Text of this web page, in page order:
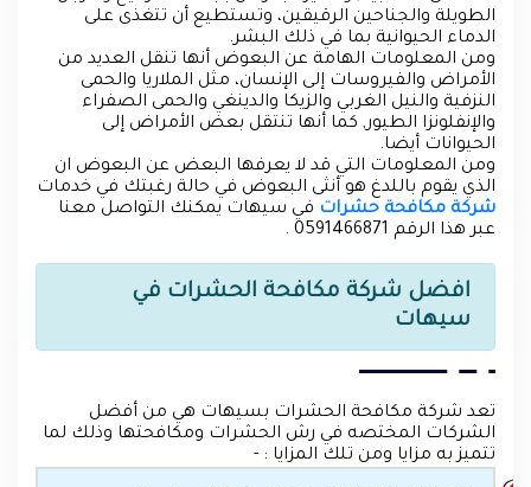
الطويلة والجناحين الرقيقين، وتستطيع أن تتغذى على
الدماء الحيوانية بما في ذلك البشر.
ومن المعلومات الهامة عن البعوض أنها تنقل العديد من
الأمراض والفيروسات إلى الإنسان، مثل الملاريا والحمى
النزفية والنيل الغربي والزيكا والدينغي والحمى الصفراء
والإنفلونزا الطيور, كما أنها تنتقل بعض الأمراض إلى
الحيوانات أيضا.
ومن المعلومات التي قد لا يعرفها البعض عن البعوض ان
الذي يقوم باللدغ هو أنثى البعوض في حالة رغبتك في خدمات
شركة مكافحة حشرات في سيهات يمكنك التواصل معنا
عبر هذا الرقم 0591466871 .
افضل شركة مكافحة الحشرات في
سيهات
تعد شركة مكافحة الحشرات بسيهات هي من أفضل
الشركات المختصه في رش الحشرات ومكافحتها وذلك لما
تتميز به مزايا ومن تلك المزايا : -